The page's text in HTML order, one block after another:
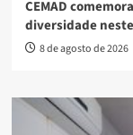
CEMAD
diversidade
8 de agosto de 2026